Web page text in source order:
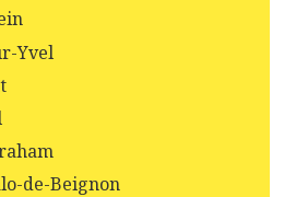
Yvel
de-Beignon